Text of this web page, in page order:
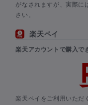
がなされますが、実際に
さい。
楽天ペイ
楽天アカウントで購入で
楽天ペイをご利用いただ